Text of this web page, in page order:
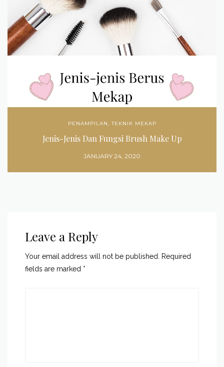
PENAMPILAN,TEKNIK MEKAP
Jenis-Jenis Dan Fungsi Brush Make Up
JANUARY 24, 2020
Leave a Reply
Your email address will not be published.
Required
fields are marked *